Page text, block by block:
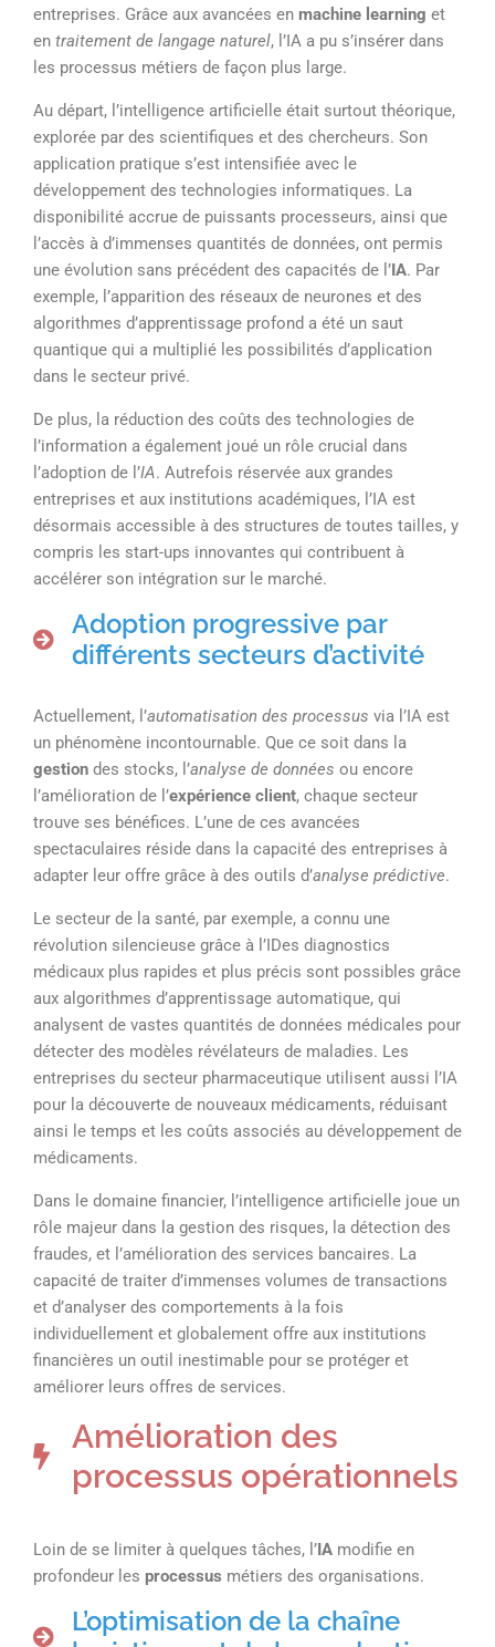
entreprises. Grâce aux avancées en machine learning et
en traitement de langage naturel, l’IA a pu s’insérer dans
les processus métiers de façon plus large.
Au départ, l’intelligence artificielle était surtout théorique,
explorée par des scientifiques et des chercheurs. Son
application pratique s’est intensifiée avec le
développement des technologies informatiques. La
disponibilité accrue de puissants processeurs, ainsi que
l’accès à d’immenses quantités de données, ont permis
une évolution sans précédent des capacités de l’IA. Par
exemple, l’apparition des réseaux de neurones et des
algorithmes d’apprentissage profond a été un saut
quantique qui a multiplié les possibilités d’application
dans le secteur privé.
De plus, la réduction des coûts des technologies de
l’information a également joué un rôle crucial dans
l’adoption de l’IA. Autrefois réservée aux grandes
entreprises et aux institutions académiques, l’IA est
désormais accessible à des structures de toutes tailles, y
compris les start-ups innovantes qui contribuent à
accélérer son intégration sur le marché.
Adoption progressive par
différents secteurs d’activité
Actuellement, l’automatisation des processus via l’IA est
un phénomène incontournable. Que ce soit dans la
gestion des stocks, l’analyse de données ou encore
l’amélioration de l’expérience client, chaque secteur
trouve ses bénéfices. L’une de ces avancées
spectaculaires réside dans la capacité des entreprises à
adapter leur offre grâce à des outils d’analyse prédictive.
Le secteur de la santé, par exemple, a connu une
révolution silencieuse grâce à l’IDes diagnostics
médicaux plus rapides et plus précis sont possibles grâce
aux algorithmes d’apprentissage automatique, qui
analysent de vastes quantités de données médicales pour
détecter des modèles révélateurs de maladies. Les
entreprises du secteur pharmaceutique utilisent aussi l’IA
pour la découverte de nouveaux médicaments, réduisant
ainsi le temps et les coûts associés au développement de
médicaments.
Dans le domaine financier, l’intelligence artificielle joue un
rôle majeur dans la gestion des risques, la détection des
fraudes, et l’amélioration des services bancaires. La
capacité de traiter d’immenses volumes de transactions
et d’analyser des comportements à la fois
individuellement et globalement offre aux institutions
financières un outil inestimable pour se protéger et
améliorer leurs offres de services.
Amélioration des
processus opérationnels
Loin de se limiter à quelques tâches, l’IA modifie en
profondeur les processus métiers des organisations.
L’optimisation de la chaîne